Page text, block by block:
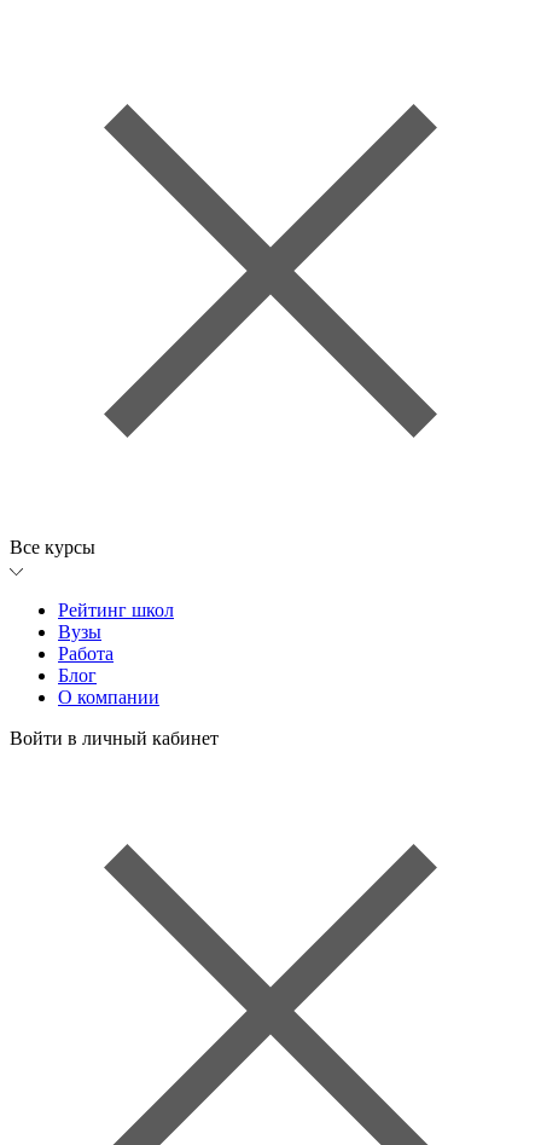
Все курсы
Рейтинг школ
Вузы
Работа
Блог
О компании
Войти в личный кабинет